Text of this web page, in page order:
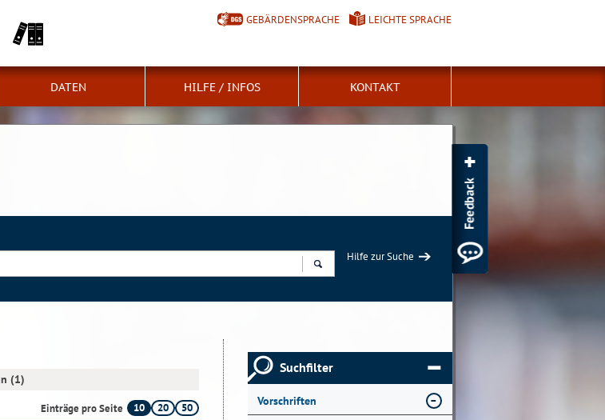
GEBÄRDENSPRACHE LEICHTE SPRACHE
DATEN HILFE / INFOS KONTAKT
Hilfe zur Suche
(1)
Einträge pro Seite 10 20
50
Suchfilter
Vorschriften